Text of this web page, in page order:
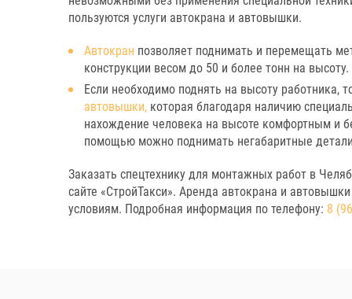
пользуются услуги автокрана и автовышки.
Автокран позволяет поднимать и перемещать
конструкции весом до 50 и более тонн на высоту.
Если необходимо поднять на высоту работника,
автовышки, которая благодаря наличию
нахождение человека на высоте комфортным и
помощью можно поднимать негабаритные
Заказать спецтехнику для монтажных работ в
сайте «СтройТакси». Аренда автокрана и
условиям. Подробная информация по телефону: 8